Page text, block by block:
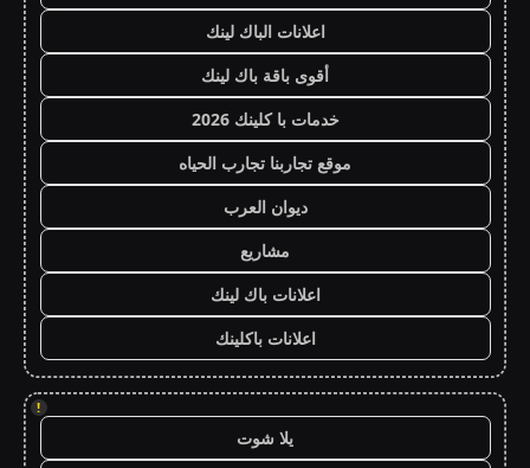
اعلانات الباك لينك
أقوى باقة باك لينك
خدمات با كلينك 2026
موقع تجاربنا تجارب الحياه
ديوان العرب
مشاريع
اعلانات باك لينك
اعلانات باكلينك
!
يلا شوت